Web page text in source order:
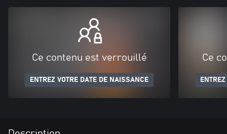
Ce contenu est verrouillé
ENTREZ VOTRE DATE DE NAISSANCE
Ce